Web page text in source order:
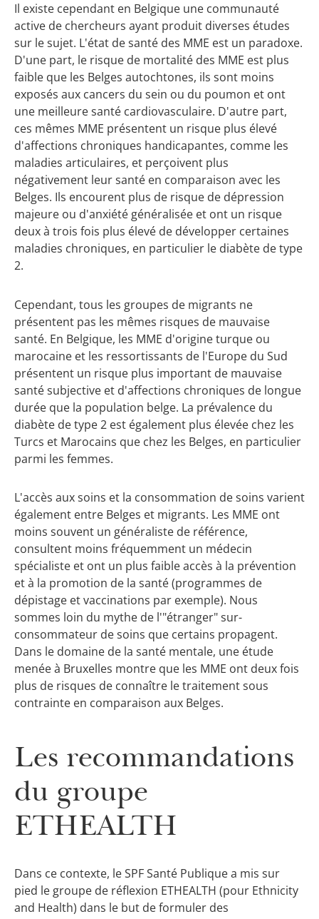
Il existe cependant en Belgique une communauté
active de chercheurs ayant produit diverses études
sur le sujet. L'état de santé des MME est un paradoxe.
D'une part, le risque de mortalité des MME est plus
faible que les Belges autochtones, ils sont moins
exposés aux cancers du sein ou du poumon et ont
une meilleure santé cardiovasculaire. D'autre part,
ces mêmes MME présentent un risque plus élevé
d'affections chroniques handicapantes, comme les
maladies articulaires, et perçoivent plus
négativement leur santé en comparaison avec les
Belges. Ils encourent plus de risque de dépression
majeure ou d'anxiété généralisée et ont un risque
deux à trois fois plus élevé de développer certaines
maladies chroniques, en particulier le diabète de type
2.
Cependant, tous les groupes de migrants ne
présentent pas les mêmes risques de mauvaise
santé. En Belgique, les MME d'origine turque ou
marocaine et les ressortissants de l'Europe du Sud
présentent un risque plus important de mauvaise
santé subjective et d'affections chroniques de longue
durée que la population belge. La prévalence du
diabète de type 2 est également plus élevée chez les
Turcs et Marocains que chez les Belges, en particulier
parmi les femmes.
L'accès aux soins et la consommation de soins varient
également entre Belges et migrants. Les MME ont
moins souvent un généraliste de référence,
consultent moins fréquemment un médecin
spécialiste et ont un plus faible accès à la prévention
et à la promotion de la santé (programmes de
dépistage et vaccinations par exemple). Nous
sommes loin du mythe de l'"étranger" sur-
consommateur de soins que certains propagent.
Dans le domaine de la santé mentale, une étude
menée à Bruxelles montre que les MME ont deux fois
plus de risques de connaître le traitement sous
contrainte en comparaison aux Belges.
Les recommandations
du groupe
ETHEALTH
Dans ce contexte, le SPF Santé Publique a mis sur
pied le groupe de réflexion ETHEALTH (pour Ethnicity
and Health) dans le but de formuler des